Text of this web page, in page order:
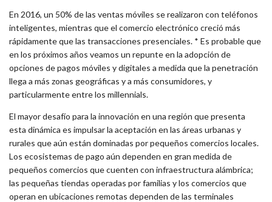
En 2016, un 50% de las ventas móviles se realizaron con teléfonos
inteligentes, mientras que el comercio electrónico creció más
rápidamente que las transacciones presenciales. * Es probable que
en los próximos años veamos un repunte en la adopción de
opciones de pagos móviles y digitales a medida que la penetración
llega a más zonas geográficas y a más consumidores, y
particularmente entre los millennials.
El mayor desafío para la innovación en una región que presenta
esta dinámica es impulsar la aceptación en las áreas urbanas y
rurales que aún están dominadas por pequeños comercios locales.
Los ecosistemas de pago aún dependen en gran medida de
pequeños comercios que cuenten con infraestructura alámbrica;
las pequeñas tiendas operadas por familias y los comercios que
operan en ubicaciones remotas dependen de las terminales